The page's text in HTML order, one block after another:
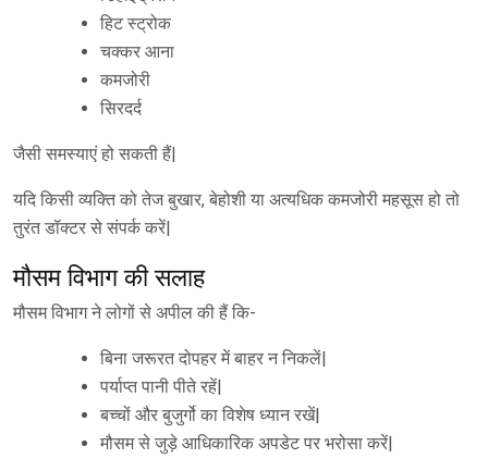
हिट स्ट्रोक
चक्कर आना
कमजोरी
सिरदर्द
जैसी समस्याएं हो सकती हैं|
यदि किसी व्यक्ति को तेज बुखार, बेहोशी या अत्यधिक कमजोरी महसूस हो तो
तुरंत डॉक्टर से संपर्क करें|
मौसम विभाग की सलाह
मौसम विभाग ने लोगों से अपील की हैं कि-
बिना जरूरत दोपहर में बाहर न निकलें|
पर्याप्त पानी पीते रहें|
बच्चों और बुजुर्गो का विशेष ध्यान रखें|
मौसम से जुड़े आधिकारिक अपडेट पर भरोसा करें|